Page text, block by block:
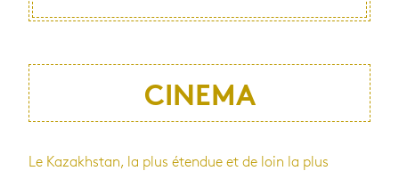
CINEMA
Le Kazakhstan, la plus étendue et de loin la plus